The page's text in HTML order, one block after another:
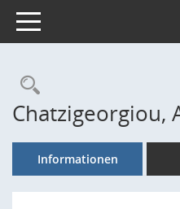
Toggle navigation
Chatzigeorgiou,
Informationen